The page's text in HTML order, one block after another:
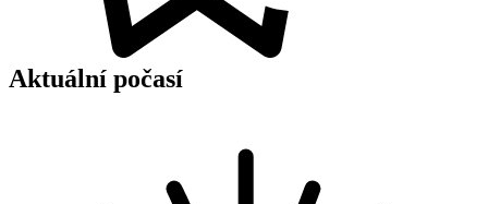
Aktuální počasí